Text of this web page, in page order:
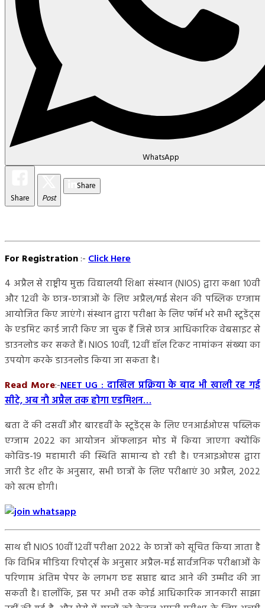
WhatsApp
Share Post
Share
For Registration:-Click Here
4 अप्रैल से राष्ट्रीय मुक्त विद्यालयी शिक्षा संस्थान (NIOS) द्वारा कक्षा 10वी
और 12वी के छात्र-छात्राओं के लिए अप्रैल/मई सेशन की पब्लिक एग्जाम
आयोजित किए जाएंगे। संस्थान द्वारा परीक्षा के लिए फॉर्म भरे सभी स्टूडेंट्स
के एडमिट कार्ड जारी किए जा चुक हैं जिसे छात्र आधिकारिक वेबसाइट से
डाउनलोड कर सकते हैं। NIOS 10वीं, 12वीं हॉल टिकट नामांकन संख्या का
उपयोग करके डाउनलोड किया जा सकता है।
Read More:-NEET UG : दाखिल प्रक्रिया के बाद भी खाली रह गई
सीटे, अब नौ अप्रैल तक होगा एडमिशन…
बता दें की दसवीं और बारहवीं के स्टूडेंट्स के लिए एनआईओएस पब्लिक
एग्जाम 2022 का आयोजन ऑफलाइन मोड में किया जाएगा क्योंकि
कोविड-19 महामारी की स्थिति सामान्य हो रही है। एनआइओएस द्वारा
जारी डेट शीट के अनुसार, सभी छात्रों के लिए परीक्षाएं 30 अप्रैल, 2022
को खत्म होगी।
साथ ही NIOS 10वीं 12वीं परीक्षा 2022 के छात्रों को सूचित किया जाता है
कि विभिन्न मीडिया रिपोर्ट्स के अनुसार अप्रैल-मई सार्वजनिक परीक्षाओं के
परिणाम अंतिम पेपर के लगभग छह सप्ताह बाद आने की उम्मीद की जा
सकती है। हालाँकि, इस पर अभी तक कोई आधिकारिक जानकारी साझा